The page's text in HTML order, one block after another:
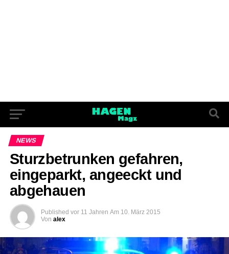
NEWS
Sturzbetrunken gefahren,
eingeparkt, angeeckt und
abgehauen
Published vor 11 Jahren Am 10. März 2015
Von alex